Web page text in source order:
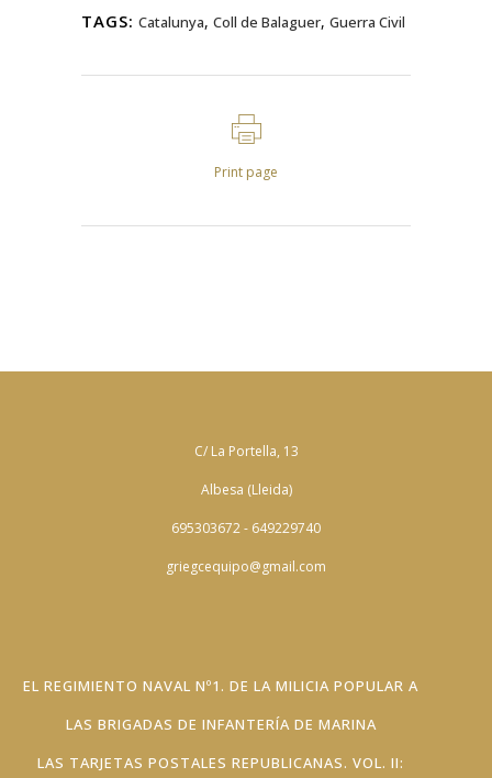
TAGS: Catalunya, Coll de Balaguer, Guerra Civil
Print page
C/ La Portella, 13
Albesa (Lleida)
695303672 - 649229740
griegcequipo@gmail.com
EL REGIMIENTO NAVAL Nº1. DE LA MILICIA POPULAR A
LAS BRIGADAS DE INFANTERÍA DE MARINA
LAS TARJETAS POSTALES REPUBLICANAS. VOL. II: